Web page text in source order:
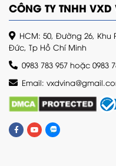
CÔNG TY TNHH VXD
HCM: 50, Đường 26, Khu
Đức, Tp Hồ Chí Minh
0983 783 957 hoặc 0983
Email: